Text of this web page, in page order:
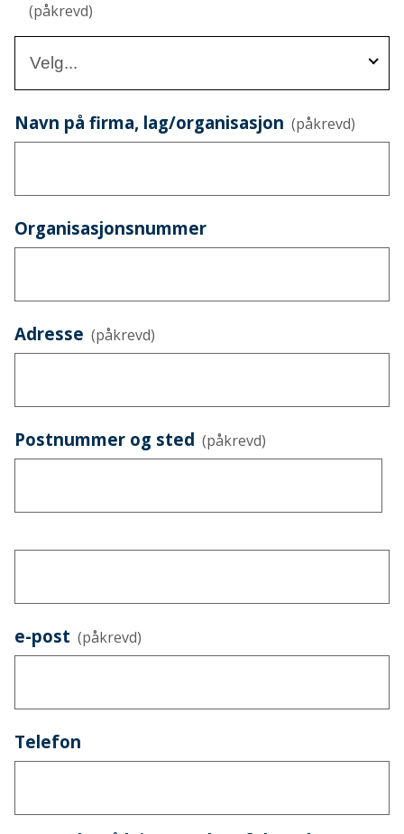
(påkrevd)
Velg...
Navn på firma, lag/organisasjon (påkrevd)
Organisasjonsnummer
Adresse (påkrevd)
Postnummer og sted (påkrevd)
e-post (påkrevd)
Telefon